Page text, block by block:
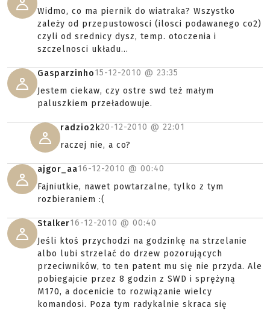
Widmo, co ma piernik do wiatraka? Wszystko
zależy od przepustowosci (ilosci podawanego co2)
czyli od srednicy dysz, temp. otoczenia i
szczelnosci układu...
Gasparzinho15-12-2010 @ 23:35
Jestem ciekaw, czy ostre swd też małym
paluszkiem przeładowuje.
radzio2k20-12-2010 @ 22:01
raczej nie, a co?
ajgor_aa16-12-2010 @ 00:40
Fajniutkie, nawet powtarzalne, tylko z tym
rozbieraniem :(
Stalker16-12-2010 @ 00:40
Jeśli ktoś przychodzi na godzinkę na strzelanie
albo lubi strzelać do drzew pozorujących
przeciwników, to ten patent mu się nie przyda. Ale
pobiegajcie przez 8 godzin z SWD i sprężyną
M170, a docenicie to rozwiązanie wielcy
komandosi. Poza tym radykalnie skraca się